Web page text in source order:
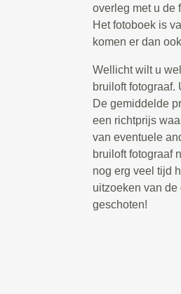
overleg met u de
Het fotoboek is
komen er dan
Wellicht wilt u
bruiloft fotograaf.
De gemiddelde
een richtprijs
van eventuele
bruiloft fotograaf
nog erg veel tijd
uitzoeken van de
geschoten!